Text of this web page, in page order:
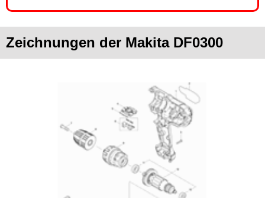
Zeichnungen der Makita DF0300